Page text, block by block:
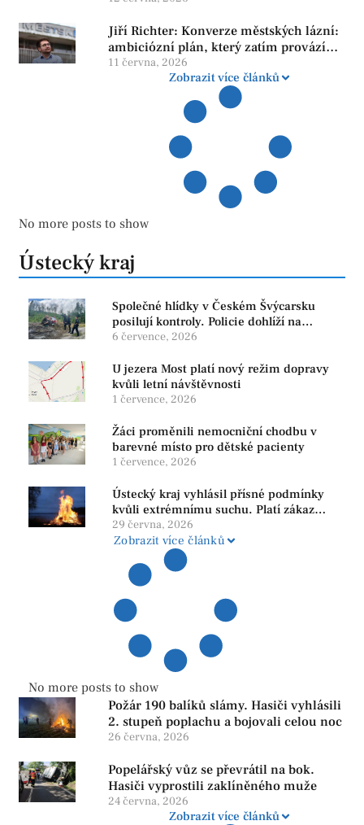
Jiří Richter: Konverze městských lázní:
ambiciózní plán, který zatím provází
více otazníků než jistot
11 června, 2026
Zobrazit více článků
No more posts to show
Ústecký kraj
Společné hlídky v Českém Švýcarsku
posilují kontroly. Policie dohlíží na
bezpečnost i ochranu přírody
6 července, 2026
U jezera Most platí nový režim dopravy
kvůli letní návštěvnosti
1 července, 2026
Žáci proměnili nemocniční chodbu v
barevné místo pro dětské pacienty
1 července, 2026
Ústecký kraj vyhlásil přísné podmínky
kvůli extrémnímu suchu. Platí zákaz
ohňů i pyrotechniky
29 června, 2026
Zobrazit více článků
No more posts to show
Požár 190 balíků slámy. Hasiči vyhlásili
2. stupeň poplachu a bojovali celou noc
26 června, 2026
Popelářský vůz se převrátil na bok.
Hasiči vyprostili zaklíněného muže
24 června, 2026
Zobrazit více článků